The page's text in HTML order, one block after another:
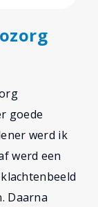
goede
werd ik
werd een
Daarna